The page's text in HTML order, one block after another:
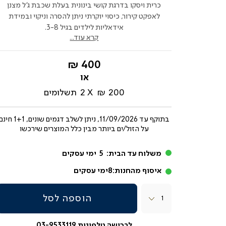
כרית ויסקו בדרגת קושי בינונית בעלת שכבת ג'ל מצנן
לאפקט קירור, כיסוי יוקרתי ניתן להסרה וניקוי ובמידת
אידאליות לילדים בגיל 3-8.
קרא עוד...
החל
מ-
400 ₪
200 ₪
2 תשלומים
בתוקף עד
11/09/2026, ניתן לשלב דגמים שונים,
על הזול/ים ביותר מבין כלל המוצרים שירכשו
משלוח עד הבית: 5 ימי עסקים
איסוף מהחנות:8ימי עסקים
הוספה לסל